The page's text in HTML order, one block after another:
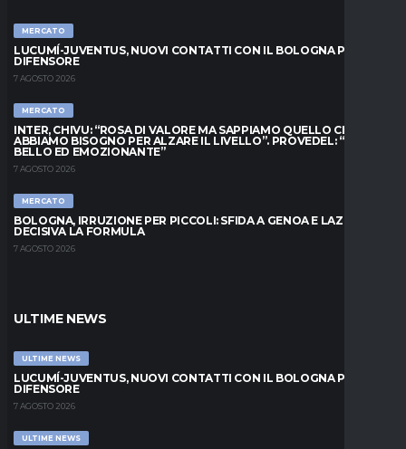
MERCATO
LUCUMÍ-JUVENTUS, NUOVI CONTATTI CON IL BOLOGNA PER IL
DIFENSORE
7 AGOSTO 2026
MERCATO
INTER, CHIVU: “ROSA DI VALORE MA SAPPIAMO QUELLO CHE
ABBIAMO BISOGNO PER ALZARE IL LIVELLO”. PROVEDEL: “MESE
BELLO ED EMOZIONANTE”
7 AGOSTO 2026
MERCATO
BOLOGNA, IRRUZIONE PER PICCOLI: SFIDA A GENOA E LAZIO,
DECISIVA LA FORMULA
7 AGOSTO 2026
ULTIME NEWS
ULTIME NEWS
LUCUMÍ-JUVENTUS, NUOVI CONTATTI CON IL BOLOGNA PER IL
DIFENSORE
7 AGOSTO 2026
ULTIME NEWS